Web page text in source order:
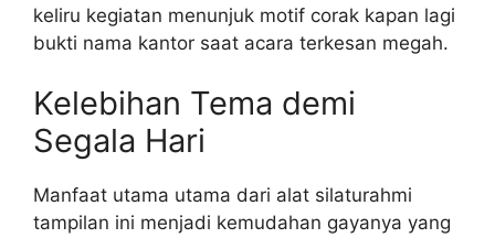
keliru kegiatan menunjuk motif corak kapan lagi
bukti nama kantor saat acara terkesan megah.
Kelebihan Tema demi
Segala Hari
Manfaat utama utama dari alat silaturahmi
tampilan ini menjadi kemudahan gayanya yang